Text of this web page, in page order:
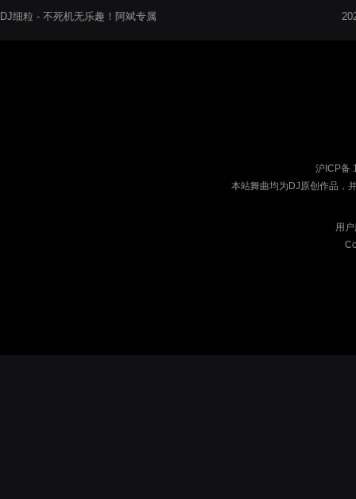
DJ细粒 - 不死机无乐趣！阿斌专属
沪ICP备
本站舞曲均为DJ原创作品，
用